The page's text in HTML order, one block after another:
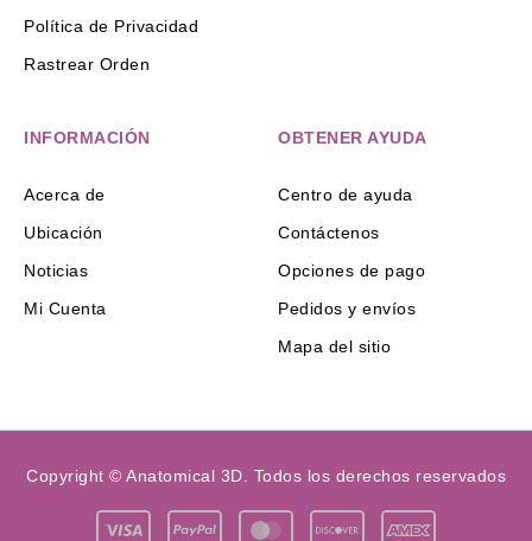
Política de Privacidad
Rastrear Orden
INFORMACIÓN
Acerca de
Ubicación
Noticias
Mi Cuenta
OBTENER AYUDA
Centro de ayuda
Contáctenos
Opciones de pago
Pedidos y envíos
Mapa del sitio
Copyright © Anatomical 3D. Todos los derechos reservados